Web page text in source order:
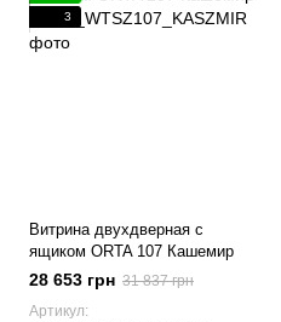
3
Витрина двухдверная с
ящиком ORTA 107 Кашемир
28 653 грн 31 837 грн
Артикул